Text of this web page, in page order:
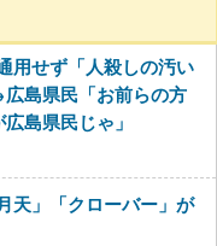
用せず「人殺しの汚い
島県民「お前らの方
島県民じゃ」
天」「クローバー」が